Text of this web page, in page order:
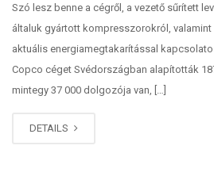
Szó lesz benne a cégről, a vezető sűrített
általuk gyártott kompresszorokról, valamint
aktuális energiamegtakarítással
Copco céget Svédországban alapították
mintegy 37 000 dolgozója van, […]
DETAILS